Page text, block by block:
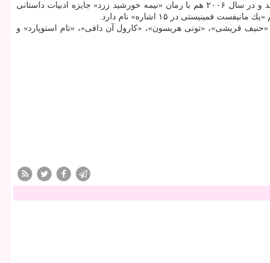
این نویسنده اهل نیجریه در سال ۲۰۰۴ با نخستین رمان خود به نام «ختمی های ارغوانی» موفق به كسب جایزه نویسندگان كشورهای مشترك المنافع شد و در سال ۲۰۰۶ هم با رمان «نیمه خورشید زرد» جایزه ادبیات داستانی
چون «حنیف قریشی»، «تونی هریسون»، «كارول آن دافی»، «تام استوپارد» و